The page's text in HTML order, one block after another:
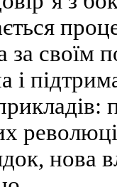
за своїм
і
нова